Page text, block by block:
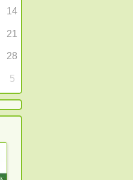
14
21
28
5